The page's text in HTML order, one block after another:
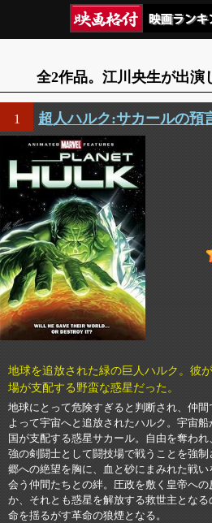
全2作品。江川央生が出演
1 超人ハルク:サカールの預
地球を追放された緑の巨人ハルク。彼
場が支配する野蛮な惑星だった。
地球にとって危険すぎると判断され、仲
よって宇宙へと追放されたハルク。宇宙
国が支配する惑星サカール。自由を奪わ
強の剣闘士として闘技場で戦うことを強
郷への絶望を胸に、血と砂にまみれた戦
会う仲間たちとの絆。圧政を敷く皇帝へ
か、それとも惑星を解放する救世主とな
命を揺るがす革命の狼煙となる。